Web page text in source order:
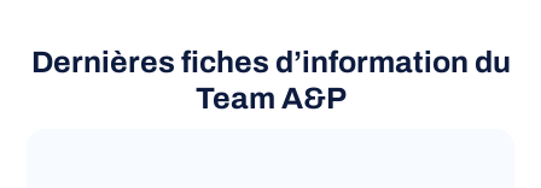
Dernières fiches d’information du
Team A&P